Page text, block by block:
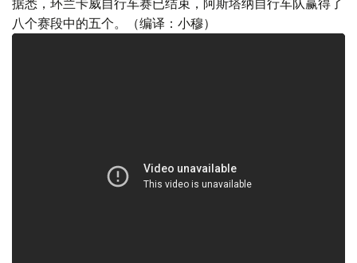
据悉，环兰卡威自行车赛已结束，阿斯塔纳自行车队赢得了
八个赛段中的五个。（编译：小穆）